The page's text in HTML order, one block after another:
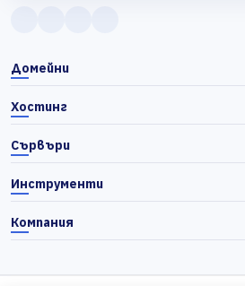
Домейни
Хостинг
Сървъри
Инструменти
Компания